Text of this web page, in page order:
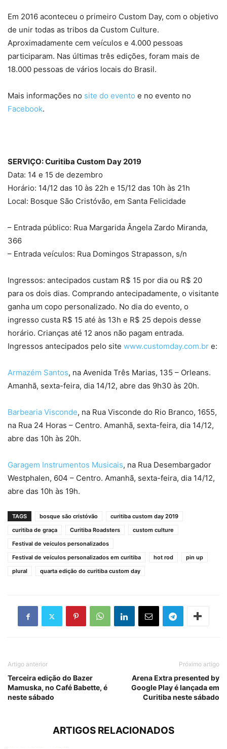
Em 2016 aconteceu o primeiro Custom Day, com o objetivo
de unir todas as tribos da Custom Culture.
Aproximadamente cem veículos e 4.000 pessoas
participaram. Nas últimas três edições, foram mais de
18.000 pessoas de vários locais do Brasil.
Mais informações no site do evento e no evento no
Facebook.
SERVIÇO: Curitiba Custom Day 2019
Data: 14 e 15 de dezembro
Horário: 14/12 das 10 às 22h e 15/12 das 10h às 21h
Local: Bosque São Cristóvão, em Santa Felicidade
– Entrada público: Rua Margarida Ângela Zardo Miranda,
366
– Entrada veículos: Rua Domingos Strapasson, s/n
Ingressos: antecipados custam R$ 15 por dia ou R$ 20
para os dois dias. Comprando antecipadamente, o visitante
ganha um copo personalizado. No dia do evento, o
ingresso custa R$ 15 até às 13h e R$ 25 depois desse
horário. Crianças até 12 anos não pagam entrada.
Ingressos antecipados pelo site www.customday.com.br e:
Armazém Santos, na Avenida Três Marias, 135 – Orleans.
Amanhã, sexta-feira, dia 14/12, abre das 9h30 às 20h.
Barbearia Visconde, na Rua Visconde do Rio Branco, 1655,
na Rua 24 Horas – Centro. Amanhã, sexta-feira, dia 14/12,
abre das 10h às 20h.
Garagem Instrumentos Musicais, na Rua Desembargador
Westphalen, 604 – Centro. Amanhã, sexta-feira, dia 14/12,
abre das 10h às 19h.
TAGS bosque são cristóvão
curitiba custom day 2019
curitiba de graça
Curitiba Roadsters
custom culture
Festival de veículos personalizados
Festival de veículos personalizados em curitiba
hot rod
pin up
plural
quarta edição do curitiba custom day
Artigo anterior
Terceira edição do Bazer
Mamuska, no Café Babette, é
neste sábado
Próximo artigo
Arena Extra presented by
Google Play é lançada em
Curitiba neste sábado
ARTIGOS RELACIONADOS